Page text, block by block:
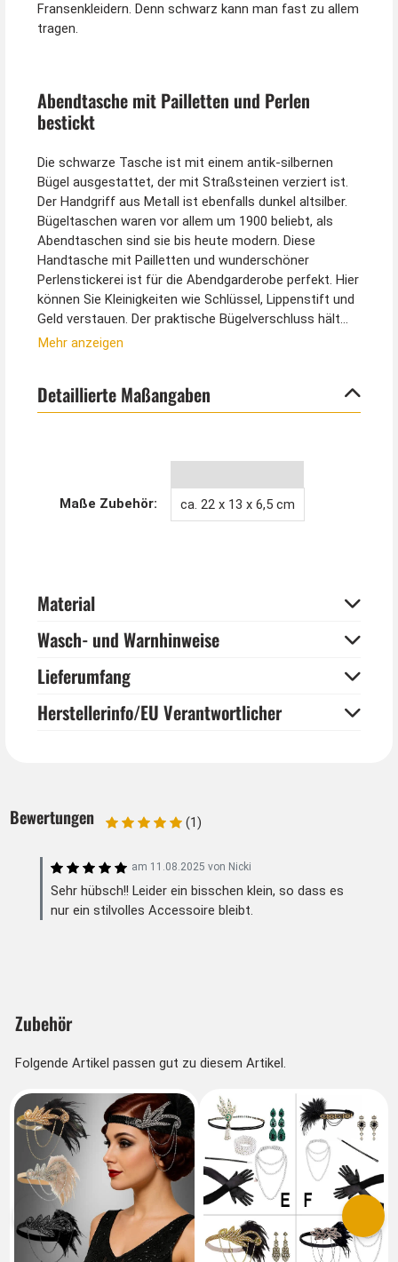
Fransenkleidern. Denn schwarz kann man fast zu allem
tragen.
Abendtasche mit Pailletten und Perlen
bestickt
Die schwarze Tasche ist mit einem antik-silbernen
Bügel ausgestattet, der mit Straßsteinen verziert ist.
Der Handgriff aus Metall ist ebenfalls dunkel altsilber.
Bügeltaschen waren vor allem um 1900 beliebt, als
Abendtaschen sind sie bis heute modern. Diese
Handtasche mit Pailletten und wunderschöner
Perlenstickerei ist für die Abendgarderobe perfekt. Hier
können Sie Kleinigkeiten wie Schlüssel, Lippenstift und
Geld verstauen. Der praktische Bügelverschluss hält
Ihre kleinen Schätze sicher in der Tasche.
die Tasche gefüttert und es ist eine kleine Innentasche
vorhanden. Eine ca. 110 cm lange Kette ist ebenfalls
Tipp von Kostümpalast:
Unsere Handtasche für 20er Jahre Kostüme passt
Mehr anzeigen
Detaillierte Maßangaben
Maße Zubehör: ca. 22 x 13 x 6,5 cm
Material
Wasch- und Warnhinweise
Lieferumfang
Herstellerinfo/EU Verantwortlicher
Bewertungen (1)
am 11.08.2025 von Nicki
Sehr hübsch!! Leider ein bisschen klein, so dass es
nur ein stilvolles Accessoire bleibt.
Zubehör
Folgende Artikel passen gut zu diesem Artikel.
Vorherige